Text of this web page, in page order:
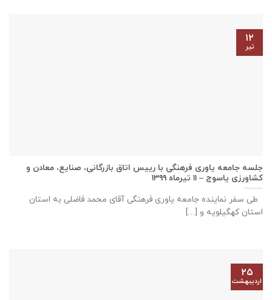
جلسه جامعه یاوری فرهنگی با رييس اتاق بازرگانی، صنايع، معادن و
كشاورزی ياسوج – ۱۱ تیرماه ۱۳۹۹
طی سفر نماینده جامعه یاوری فرهنگی آقای محمد فاضلی به استان
استان کهگیلویه و [...]
۱۲
تیر
۲۵
اردیبهشت